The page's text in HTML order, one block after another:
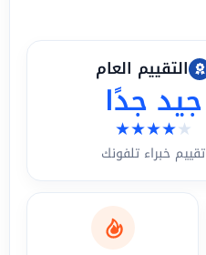
التقييم العام
جيد جدًا
★★★★★
تقييم خبراء تلفونك